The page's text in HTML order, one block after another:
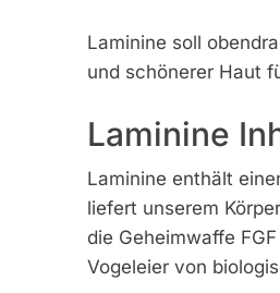
Laminine soll
und schönerer Haut
Laminine
Laminine enthält
liefert unserem
die Geheimwaffe
Vogeleier von